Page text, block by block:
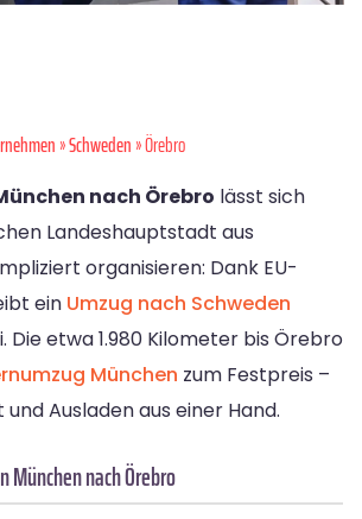
»Schweden» Örebro
nach Örebro lässt sich
Landeshauptstadt aus
organisieren: Dank EU-
ein Umzug nach Schweden
etwa 1.980 Kilometer bis Örebro
München zum Festpreis –
Ausladen aus einer Hand.
München nach Örebro